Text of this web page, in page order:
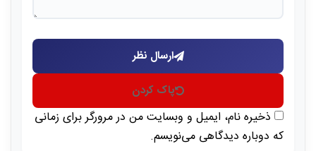
ارسال نظر
پاک کردن
ذخیره نام، ایمیل و وبسایت من در مرورگر برای زمانی
که دوباره دیدگاهی می‌نویسم.